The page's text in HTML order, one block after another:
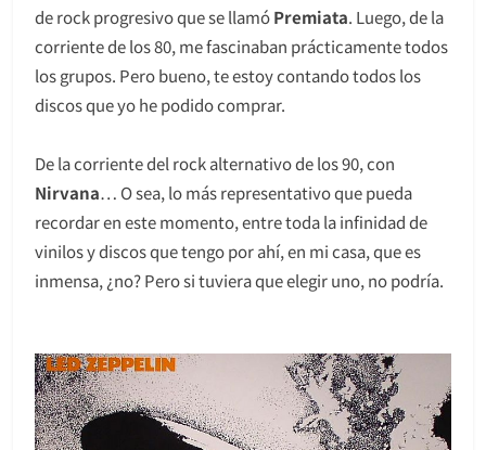
de rock progresivo que se llamóPremiata. Luego, de la
corriente de los 80, me fascinaban prácticamente todos
los grupos. Pero bueno, te estoy contando todos los
discos que yo he podido comprar.
De la corriente del rock alternativo de los 90, con
Nirvana… O sea, lo más representativo que pueda
recordar en este momento, entre toda la infinidad de
vinilos y discos que tengo por ahí, en mi casa, que es
inmensa, ¿no? Pero si tuviera que elegir uno, no podría.